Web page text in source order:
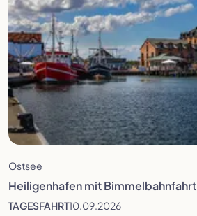
Ostsee
Heiligenhafen mit Bimmelbahnfahrt
TAGESFAHRT10.09.2026